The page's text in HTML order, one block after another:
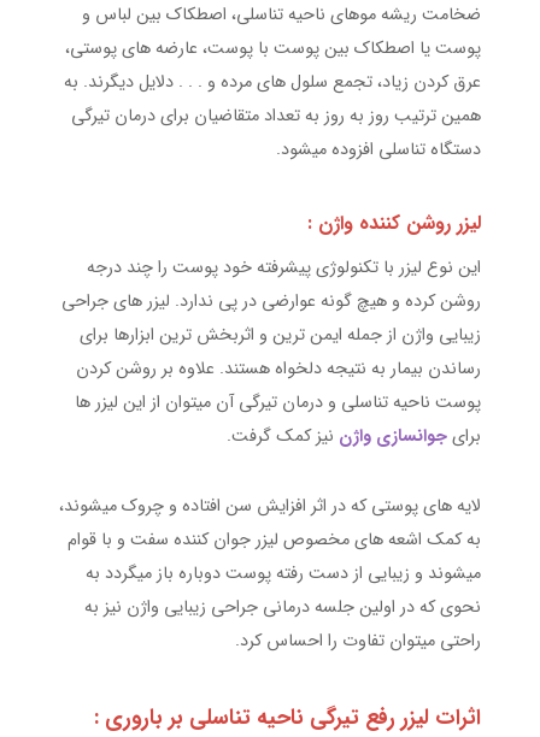
ضخامت ریشه موهای ناحیه تناسلی، اصطکاک بین لباس و
پوست یا اصطکاک بین پوست با پوست، عارضه های پوستی،
عرق کردن زیاد، تجمع سلول های مرده و . . . دلایل دیگرند. به
همین ترتیب روز به روز به تعداد متقاضیان برای درمان تیرگی
دستگاه تناسلی افزوده میشود.
لیزر روشن کننده واژن :
این نوع لیزر با تکنولوژی پیشرفته خود پوست را چند درجه
روشن کرده و هیچ گونه عوارضی در پی ندارد. لیزر های جراحی
زیبایی واژن از جمله ایمن ترین و اثربخش ترین ابزارها برای
رساندن بیمار به نتیجه دلخواه هستند. علاوه بر روشن کردن
پوست ناحیه تناسلی و درمان تیرگی آن میتوان از این لیزر ها
برایجوانسازی واژن نیز کمک گرفت.
لایه های پوستی که در اثر افزایش سن افتاده و چروک میشوند،
به کمک اشعه های مخصوص لیزر جوان کننده سفت و با قوام
میشوند و زیبایی از دست رفته پوست دوباره باز میگردد به
نحوی که در اولین جلسه درمانی جراحی زیبایی واژن نیز به
راحتی میتوان تفاوت را احساس کرد.
اثرات لیزر رفع تیرگی ناحیه تناسلی بر باروری :